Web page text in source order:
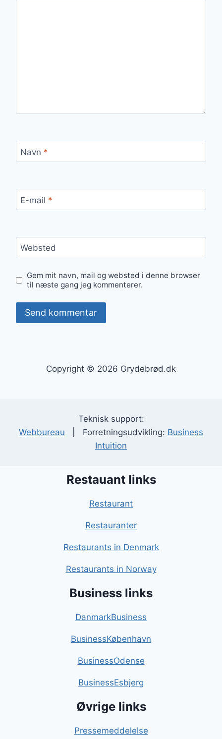
Navn *
E-mail *
Websted
Gem mit navn, mail og websted i denne browser
til næste gang jeg kommenterer.
Copyright © 2026 Grydebrød.dk
Teknisk support:
Webbureau | Forretningsudvikling: Business
Intuition
Restauant links
Restaurant
Restauranter
Restaurants in Denmark
Restaurants in Norway
Business links
DanmarkBusiness
BusinessKøbenhavn
BusinessOdense
BusinessEsbjerg
Øvrige links
Pressemeddelelse